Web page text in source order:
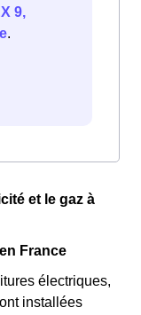
9,
.
et le gaz à
France
électriques,
installées